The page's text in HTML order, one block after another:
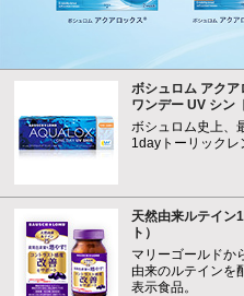
ボシュロム アクア
ワンデー UV シン
ボシュロム史上、
1dayトーリックレ
天然由来ルテイン
ト）
マリーゴールドか
由来のルテインを
表示食品。